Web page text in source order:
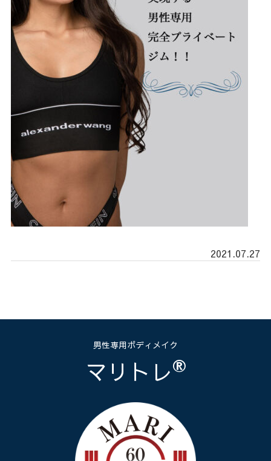
2021.07.27
男性専用ボディメイク
マリトレ®